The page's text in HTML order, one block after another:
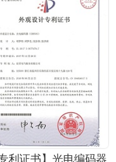
专利证书】光电编码器